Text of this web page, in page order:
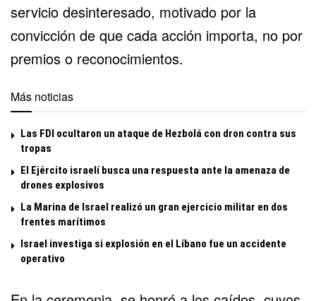
servicio desinteresado, motivado por la
convicción de que cada acción importa, no por
premios o reconocimientos.
Más noticias
Las FDI ocultaron un ataque de Hezbolá con dron contra sus
tropas
El Ejército israelí busca una respuesta ante la amenaza de
drones explosivos
La Marina de Israel realizó un gran ejercicio militar en dos
frentes marítimos
Israel investiga si explosión en el Líbano fue un accidente
operativo